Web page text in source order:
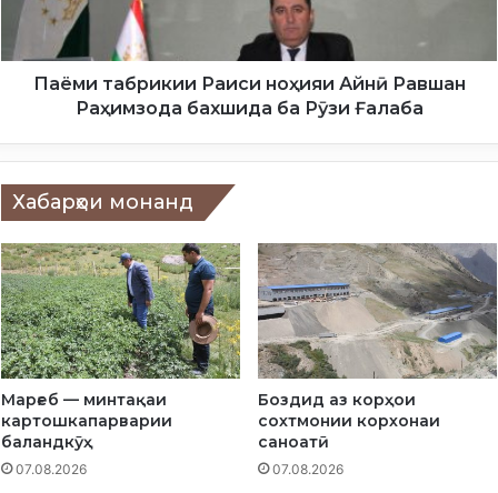
Х
р
и
с
и
н
о
ҳ
и
и
А
н
Паёми табрикии Раиси ноҳияи Айнӣ Равшан
Раҳимзода бахшида ба Рӯзи Ғалаба
Хабарҳои монанд
Марғеб — минтақаи
картошкапарварии
баландкӯҳ
07.08.2026
Боздид аз корҳои
сохтмонии корхонаи
саноатӣ
07.08.2026